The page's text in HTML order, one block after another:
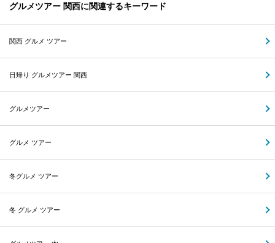
グルメツアー 関西に関連するキーワード
関西 グルメ ツアー
日帰り グルメツアー 関西
グルメツアー
グルメ ツアー
冬グルメ ツアー
冬 グルメ ツアー